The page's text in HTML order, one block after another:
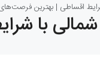
اقساطی | بهترین
با